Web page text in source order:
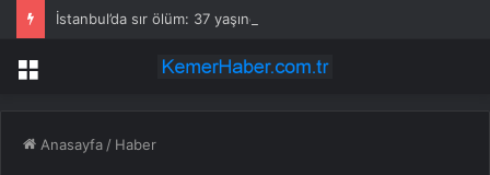
Menü
Anasayfa / Haber